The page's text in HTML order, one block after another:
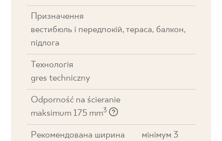
Призначення
вестибюль і передпокій, тераса, балкон,
підлога
Технологія
gres techniczny
Odporność na ścieranie
maksimum 175 mm3
Рекомендована ширина мінімум 3